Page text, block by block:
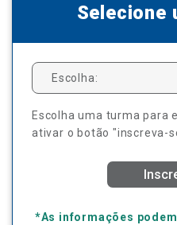
Selecione
Escolha:
Escolha uma turma para
ativar o botão "inscreva-
*As informações